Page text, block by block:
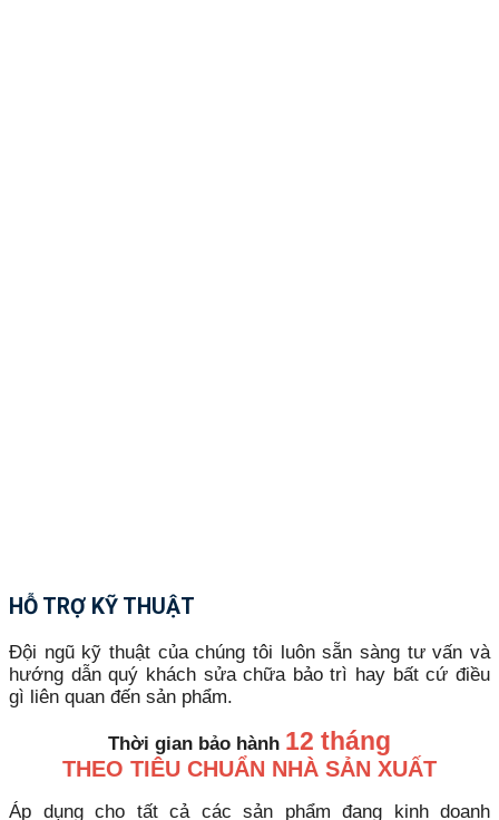
HỖ TRỢ KỸ THUẬT
Đội ngũ kỹ thuật của chúng tôi luôn sẵn sàng tư vấn và
hướng dẫn quý khách sửa chữa bảo trì hay bất cứ điều
gì liên quan đến sản phẩm.
Thời gian bảo hành 12 tháng
THEO TIÊU CHUẨN NHÀ SẢN XUẤT
Áp dụng cho tất cả các sản phẩm đang kinh doanh